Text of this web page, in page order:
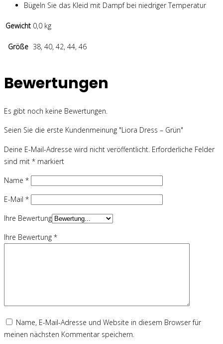
Bügeln Sie das Kleid mit Dampf bei niedriger Temperatur
Gewicht 0,0 kg
Größe 38, 40, 42, 44, 46
Bewertungen
Es gibt noch keine Bewertungen.
Seien Sie die erste Kundenmeinung "Liora Dress – Grün"
Deine E-Mail-Adresse wird nicht veröffentlicht. Erforderliche Felder
sind mit * markiert
Name *
E-Mail *
Ihre Bewertung
Ihre Bewertung *
Name, E-Mail-Adresse und Website in diesem Browser für
meinen nächsten Kommentar speichern.